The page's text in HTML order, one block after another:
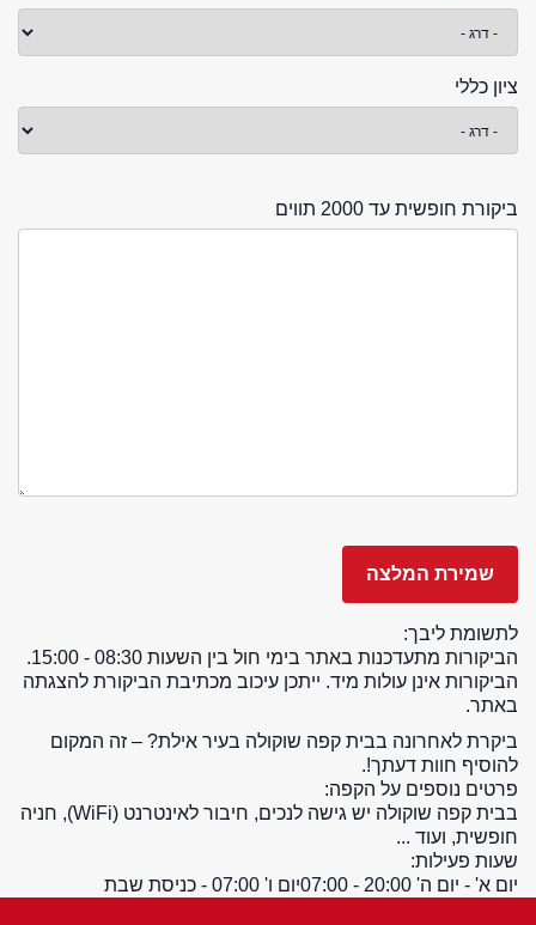
ציון כללי
ביקורת חופשית עד 2000 תווים
לתשומת ליבך:
הביקורות מתעדכנות באתר בימי חול בין השעות 08:30 - 15:00.
הביקורות אינן עולות מיד. ייתכן עיכוב מכתיבת הביקורת להצגתה
באתר.
ביקרת לאחרונה בבית קפה שוקולה בעיר אילת? – זה המקום
להוסיף חוות דעתך!.
פרטים נוספים על הקפה:
בבית קפה שוקולה יש גישה לנכים, חיבור לאינטרנט (WiFi), חניה
חופשית, ועוד ...
שעות פעילות:
יום א' - יום ה' 20:00 - 07:00
יום ו' 07:00 - כניסת שבת